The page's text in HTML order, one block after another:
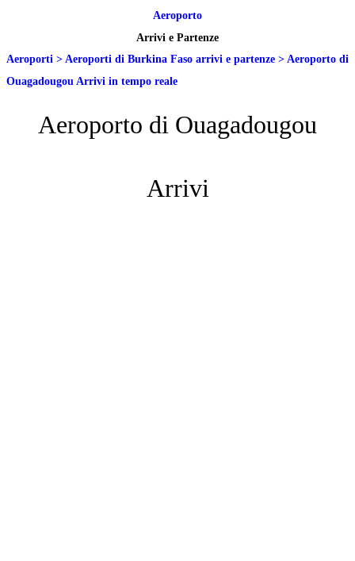
Aeroporto
Arrivi e Partenze
Aeroporti > Aeroporti di Burkina Faso arrivi e partenze > Aeroporto di
Ouagadougou Arrivi in tempo reale
Aeroporto di Ouagadougou
Arrivi